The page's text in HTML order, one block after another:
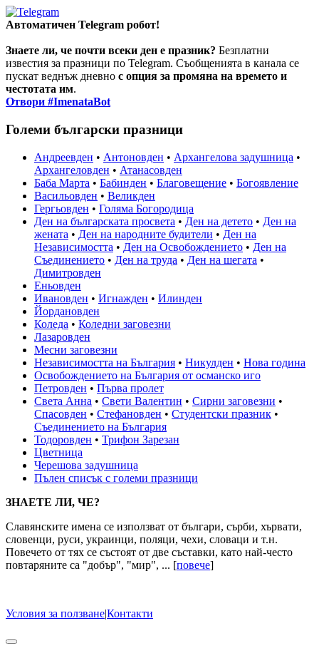
Автоматичен Telegram робот!
Знаете ли, че почти всеки ден е празник? Безплатни
известия за празници по Telegram. Съобщенията в канала се
пускат веднъж дневно с опция за промяна на времето и
честотата им.
Отвори #ImenataBot
Големи български празници
Андреевден • Антоновден • Архангелова задушница •
Архангеловден • Атанасовден
Баба Марта • Бабинден • Благовещение • Богоявление
Васильовден • Великден
Гергьовден • Голяма Богородица
Ден на българската просвета • Ден на детето • Ден на
жената • Ден на народните будители • Ден на
Независимостта • Ден на Освобождението • Ден на
Съединението • Ден на труда • Ден на шегата •
Димитровден
Еньовден
Ивановден • Игнажден • Илинден
Йордановден
Коледа • Коледни заговезни
Лазаровден
Месни заговезни
Независимостта на България • Никулден • Нова година
Освобождението на България от османско иго
Петровден • Първа пролет
Света Анна • Свети Валентин • Сирни заговезни •
Спасовден • Стефановден • Студентски празник •
Съединението на България
Тодоровден • Трифон Зарезан
Цветница
Черешова задушница
Пълен списък с големи празници
ЗНАЕТЕ ЛИ, ЧЕ?
Славянските имена се използват от българи, сърби, хървати,
словенци, руси, украинци, поляци, чехи, словаци и т.н.
Повечето от тях се състоят от две съставки, като най-често
повтаряните са "добър", "мир", ... [повече]
Условия за ползване|Контакти